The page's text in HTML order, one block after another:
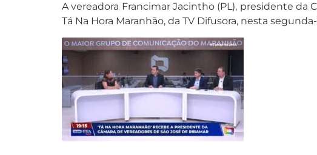
A vereadora Francimar Jacintho (PL), presidente da
Tá Na Hora Maranhão, da TV Difusora, nesta segunda-